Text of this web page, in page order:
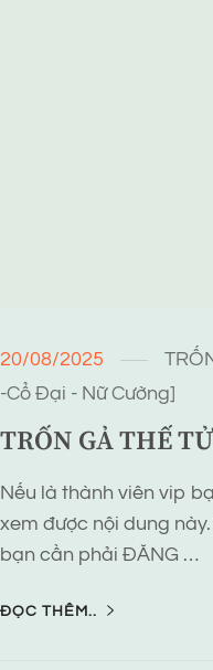
20/08/2025
-Cổ Đại - Nữ Cường]
TRỐN GẢ THẾ
Nếu là thành viên vip
xem được nội dung
bạn cần phải ĐĂNG …
ĐỌC THÊM..